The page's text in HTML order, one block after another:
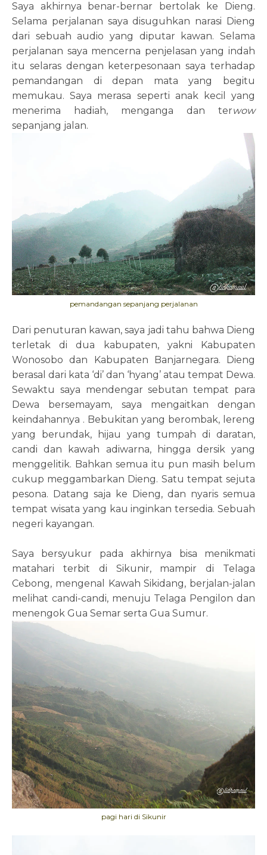
Saya akhirnya benar-bernar bertolak ke Dieng.
Selama perjalanan saya disuguhkan narasi Dieng
dari sebuah audio yang diputar kawan. Selama
perjalanan saya mencerna penjelasan yang indah
itu selaras dengan keterpesonaan saya terhadap
pemandangan di depan mata yang begitu
memukau. Saya merasa seperti anak kecil yang
menerima hadiah, menganga dan terwow
sepanjang jalan.
pemandangan sepanjang perjalanan
Dari penuturan kawan, saya jadi tahu bahwa Dieng
terletak di dua kabupaten, yakni Kabupaten
Wonosobo dan Kabupaten Banjarnegara. Dieng
berasal dari kata ‘di’ dan ‘hyang’ atau tempat Dewa.
Sewaktu saya mendengar sebutan tempat para
Dewa bersemayam, saya mengaitkan dengan
keindahannya . Bebukitan yang berombak, lereng
yang berundak, hijau yang tumpah di daratan,
candi dan kawah adiwarna, hingga dersik yang
menggelitik. Bahkan semua itu pun masih belum
cukup meggambarkan Dieng. Satu tempat sejuta
pesona. Datang saja ke Dieng, dan nyaris semua
tempat wisata yang kau inginkan tersedia. Sebuah
negeri kayangan.
Saya bersyukur pada akhirnya bisa menikmati
matahari terbit di Sikunir, mampir di Telaga
Cebong, mengenal Kawah Sikidang, berjalan-jalan
melihat candi-candi, menuju Telaga Pengilon dan
menengok Gua Semar serta Gua Sumur.
pagi hari di Sikunir